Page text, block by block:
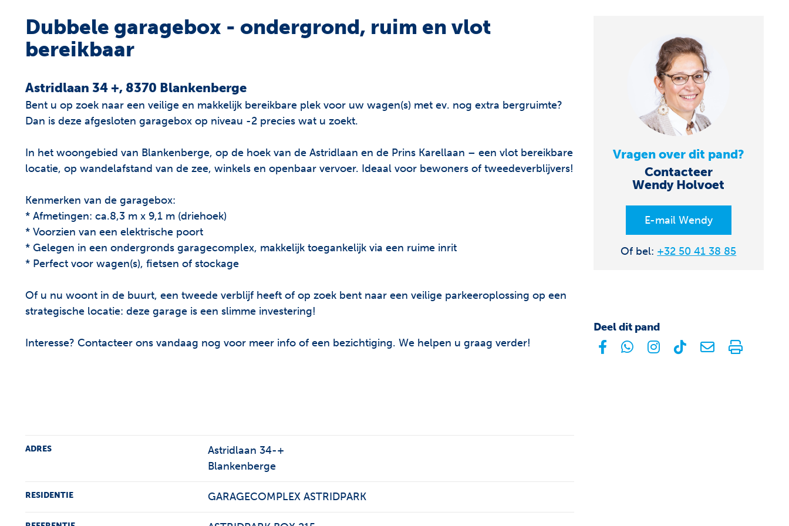
Dubbele garagebox - ondergrond, ruim en vlot
bereikbaar
Astridlaan 34 +, 8370 Blankenberge
Bent u op zoek naar een veilige en makkelijk bereikbare plek voor uw wagen(s) met ev. nog extra bergruimte?
Dan is deze afgesloten garagebox op niveau -2 precies wat u zoekt.
In het woongebied van Blankenberge, op de hoek van de Astridlaan en de Prins Karellaan – een vlot bereikbare
locatie, op wandelafstand van de zee, winkels en openbaar vervoer. Ideaal voor bewoners of tweedeverblijvers!
Kenmerken van de garagebox:
* Afmetingen: ca.8,3 m x 9,1 m (driehoek)
* Voorzien van een elektrische poort
* Gelegen in een ondergronds garagecomplex, makkelijk toegankelijk via een ruime inrit
* Perfect voor wagen(s), fietsen of stockage
Of u nu woont in de buurt, een tweede verblijf heeft of op zoek bent naar een veilige parkeeroplossing op een
strategische locatie: deze garage is een slimme investering!
Interesse? Contacteer ons vandaag nog voor meer info of een bezichtiging. We helpen u graag verder!
Vragen over dit pand?
Contacteer
Wendy Holvoet
E-mail Wendy
Of bel: +32 50 41 38 85
Deel dit pand
facebook
whatsapp
instagram
tiktok
E-mail
ADRES
Astridlaan 34-+
Blankenberge
RESIDENTIE GARAGECOMPLEX ASTRIDPARK